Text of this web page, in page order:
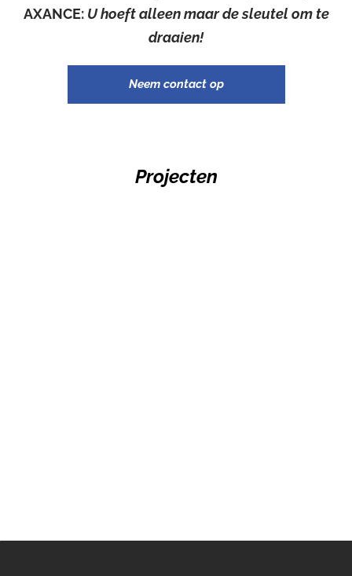
AXANCE: U hoeft alleen maar de sleutel om te
draaien!
Neem contact op
Projecten